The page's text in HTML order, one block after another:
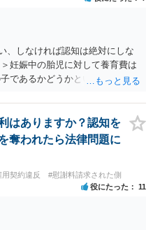
、しなければ認知は絶対にしな
妊娠中の胎児に対して養育費は
であるかどうかという問題は残
せざるを得ず、養育費の支払義
娠中の胎児については、（事前
おくことはできますが、母親が
とはできません。
はありますか？認知を
奪われたら法律問題に
契約違反 #慰謝料請求された側
役にたった 11